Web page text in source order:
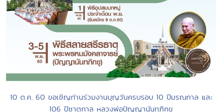
10 ต.ค. 60 ขอเชิญท่านร่วมงานบุญวันครบรอบ 10 ปีมรณกาล และ
106 ปีชาตกาล หลวงพ่อปัญญานันทภิกขุ